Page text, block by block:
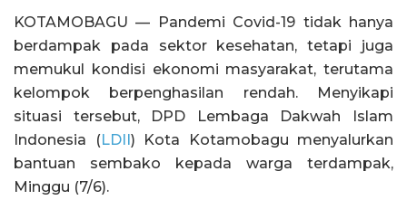
KOTAMOBAGU — Pandemi Covid-19 tidak hanya
berdampak pada sektor kesehatan, tetapi juga
memukul kondisi ekonomi masyarakat, terutama
kelompok berpenghasilan rendah. Menyikapi
situasi tersebut, DPD Lembaga Dakwah Islam
Indonesia (LDII ) Kota Kotamobagu menyalurkan
bantuan sembako kepada warga terdampak,
Minggu (7/6).